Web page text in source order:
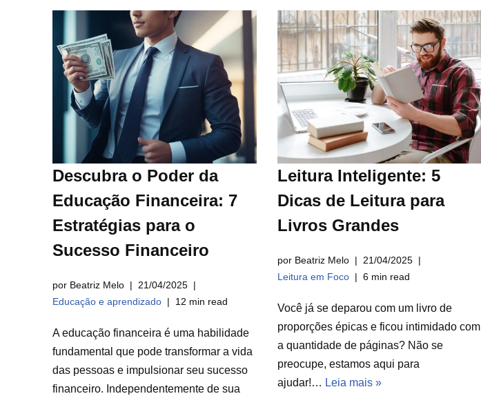
Descubra o Poder da
Educação Financeira: 7
Estratégias para o
Sucesso Financeiro
por Beatriz Melo
21/04/2025
Educação e aprendizado
12 min read
A educação financeira é uma habilidade
fundamental que pode transformar a vida
das pessoas e impulsionar seu sucesso
financeiro. Independentemente de sua
Leitura Inteligente: 5
Dicas de Leitura para
Livros Grandes
por Beatriz Melo
21/04/2025
Leitura em Foco
6 min read
Você já se deparou com um livro de
proporções épicas e ficou intimidado com
a quantidade de páginas? Não se
preocupe, estamos aqui para
ajudar!… Leia mais »